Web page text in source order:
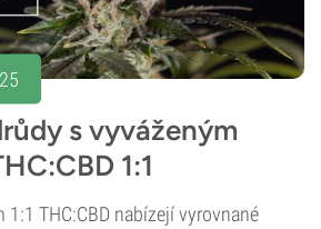
s vyváženým
1:1
1:1 THC:CBD nabízejí vyrovnané